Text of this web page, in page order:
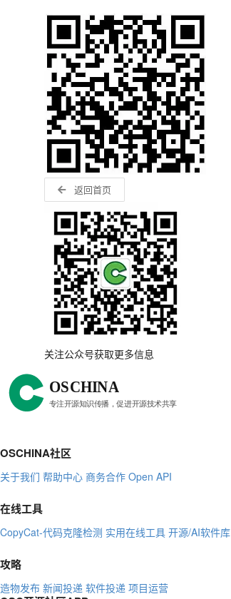
返回首页
关注公众号获取更多信息
OSCHINA社区
关于我们 帮助中心 商务合作 Open API
在线工具
CopyCat-代码克隆检测 实用在线工具 开源/AI软件库
攻略
造物发布 新闻投递 软件投递 项目运营